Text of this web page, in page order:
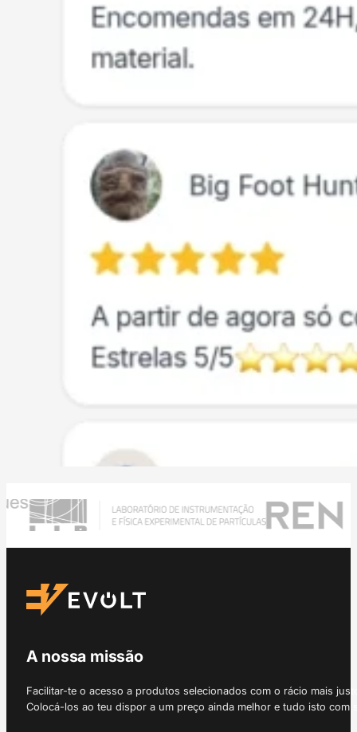
A nossa missão
Facilitar-te o acesso a produtos selecionados com o rácio mais
Colocá-los ao teu dispor a um preço ainda melhor e tudo isto